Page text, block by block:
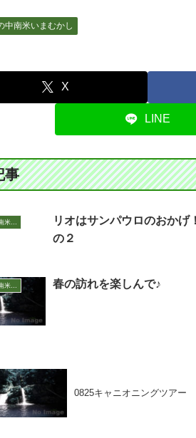
中南米いまむかし
X
LINE
事
リオはサンパウロのおかげ
の２
エリカの中南米いまむかし 春の訪れを楽しんで♪
0825キャニオニングツアー